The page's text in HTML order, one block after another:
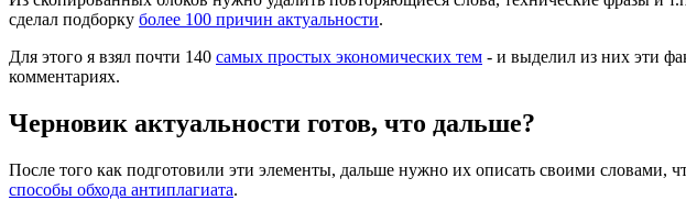
сделал подборку более 100 причин актуальности.
Для этого я взял почти 140 самых простых экономических тем - и выделил из них эти
комментариях.
Черновик актуальности готов, что дальше?
После того как подготовили эти элементы, дальше нужно их описать своими словами,
способы обхода антиплагиата.